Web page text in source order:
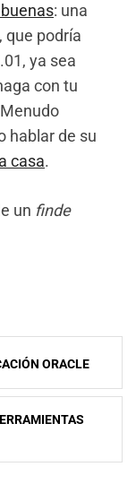
: una
que podría
ya sea
con tu
hablar de su
casa.
un finde
ORACLE